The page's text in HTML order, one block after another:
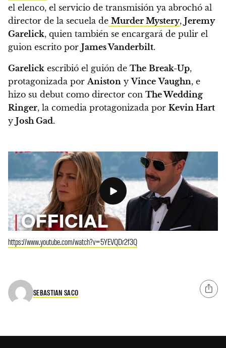
el elenco, el servicio de transmisión ya abrochó al
director de la secuela de Murder Mystery, Jeremy
Garelick, quien también se encargará de pulir el
guion escrito por James Vanderbilt.
Garelick escribió el guión de The Break-Up,
protagonizada por Aniston yVince Vaughn, e
hizo su debut como director con The Wedding
Ringer, la comedia protagonizada por Kevin Hart
y Josh Gad.
https://www.youtube.com/watch?v=5YEVQDr2f3Q
SEBASTIAN SACO